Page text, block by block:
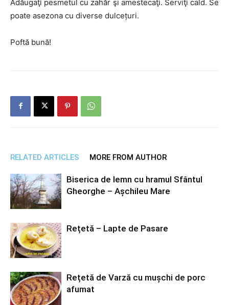
Adăugaţi pesmetul cu zahăr şi amestecaţi. Serviţi cald. Se
poate asezona cu diverse dulcețuri.
Poftă bună!
RELATED ARTICLES MORE FROM AUTHOR
Biserica de lemn cu hramul Sfântul
Gheorghe – Așchileu Mare
Rețetă – Lapte de Pasare
Rețetă de Varză cu mușchi de porc
afumat